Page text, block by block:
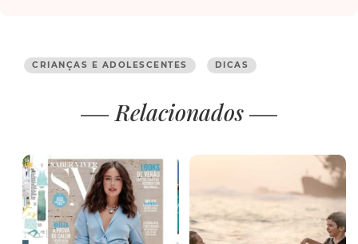
CRIANÇAS E ADOLESCENTES DICAS
Relacionados